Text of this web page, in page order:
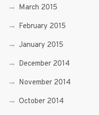
March 2015
February 2015
January 2015
December 2014
November 2014
October 2014